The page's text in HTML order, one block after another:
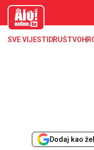
aloonline.b
SVE VIJESTI DRUŠTVO
Dodaj kao